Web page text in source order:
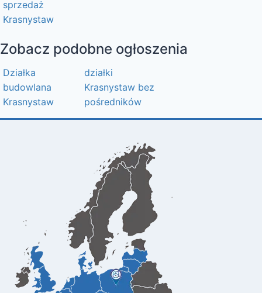
sprzedaż
Krasnystaw
Zobacz podobne ogłoszenia
Działka
budowlana
Krasnystaw
działki
Krasnystaw bez
pośredników